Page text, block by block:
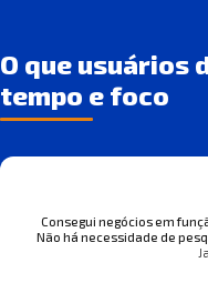
O que usuários
tempo e foco
Consegui negócios em
Não há necessidade de